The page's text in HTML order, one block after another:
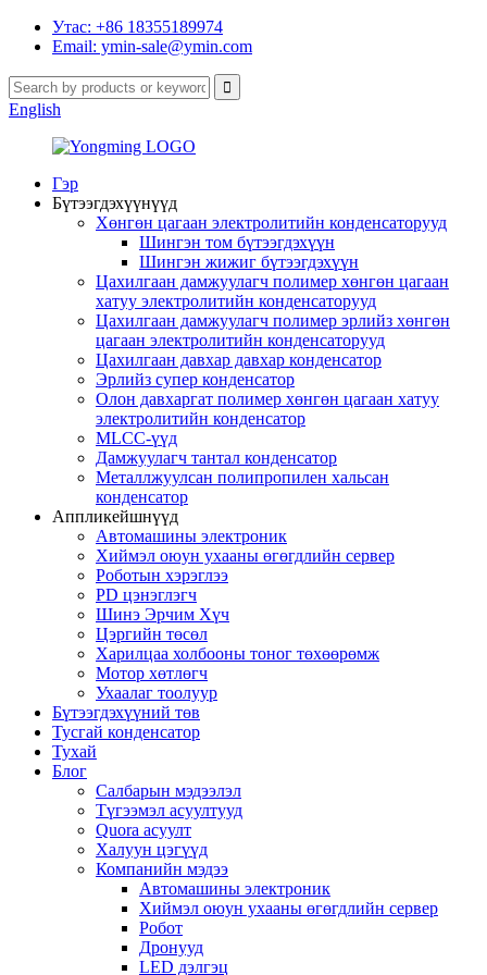
Утас: +86 18355189974
Email: ymin-sale@ymin.com
English
Гэр
Бүтээгдэхүүнүүд
Хөнгөн цагаан электролитийн конденсаторууд
Шингэн том бүтээгдэхүүн
Шингэн жижиг бүтээгдэхүүн
Цахилгаан дамжуулагч полимер хөнгөн цагаан
хатуу электролитийн конденсаторууд
Цахилгаан дамжуулагч полимер эрлийз хөнгөн
цагаан электролитийн конденсаторууд
Цахилгаан давхар давхар конденсатор
Эрлийз супер конденсатор
Олон давхаргат полимер хөнгөн цагаан хатуу
электролитийн конденсатор
MLCC-үүд
Дамжуулагч тантал конденсатор
Металлжуулсан полипропилен хальсан
конденсатор
Аппликейшнүүд
Автомашины электроник
Хиймэл оюун ухааны өгөгдлийн сервер
Роботын хэрэглээ
PD цэнэглэгч
Шинэ Эрчим Хүч
Цэргийн төсөл
Харилцаа холбооны тоног төхөөрөмж
Мотор хөтлөгч
Ухаалаг тоолуур
Бүтээгдэхүүний төв
Тусгай конденсатор
Тухай
Блог
Салбарын мэдээлэл
Түгээмэл асуултууд
Quora асуулт
Халуун цэгүүд
Компанийн мэдээ
Автомашины электроник
Хиймэл оюун ухааны өгөгдлийн сервер
Робот
Дронууд
LED дэлгэц